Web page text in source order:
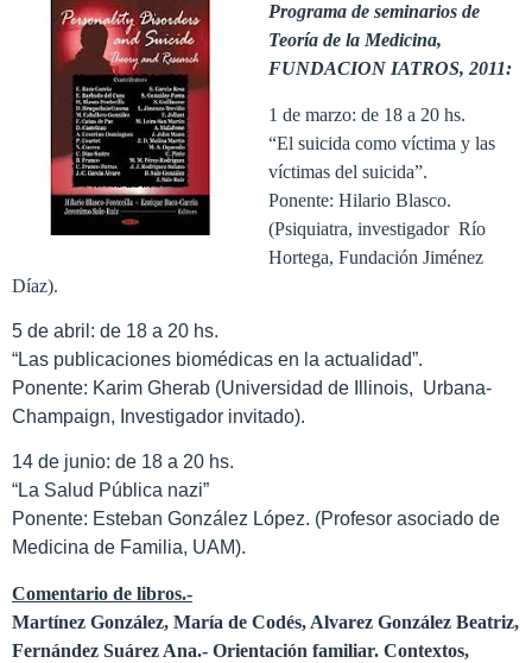
Programa de seminarios de
Teoría de la Medicina,
FUNDACION IATROS, 2011:
1 de marzo: de 18 a 20 hs.
“El suicida como víctima y las
víctimas del suicida”.
Ponente: Hilario Blasco.
(Psiquiatra, investigador Río
Hortega, Fundación Jiménez
Díaz).
5 de abril: de 18 a 20 hs.
“Las publicaciones biomédicas en la actualidad”.
Ponente: Karim Gherab (Universidad de Illinois, Urbana-
Champaign, Investigador invitado).
14 de junio: de 18 a 20 hs.
“La Salud Pública nazi”
Ponente: Esteban González López. (Profesor asociado de
Medicina de Familia, UAM).
Comentario de libros.-
Martínez González, María de Codés, Alvarez González Beatriz,
Fernández Suárez Ana.- Orientación familiar. Contextos,